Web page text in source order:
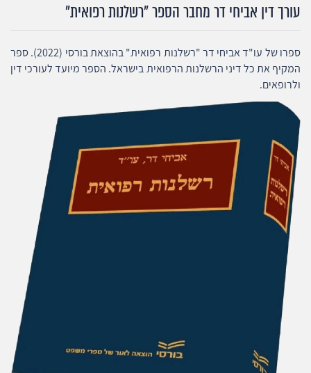
עורך דין אביחי דר מחבר הספר "רשלנות רפואית"
ספרו של עו"ד אביחי דר "רשלנות רפואית" בהוצאת בורסי (2022). ספר
המקיף את כל דיני הרשלנות הרפואית בישראל. הספר מיועד לעורכי דין
ולרופאים.